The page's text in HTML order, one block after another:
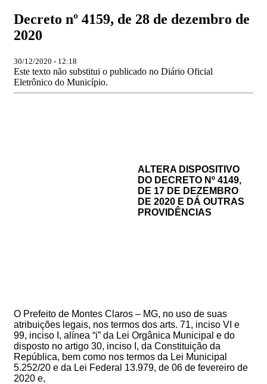
Decreto nº 4159, de 28 de dezembro de
2020
30/12/2020 - 12:18
Este texto não substitui o publicado no Diário Oficial
Eletrônico do Município.
ALTERA DISPOSITIVO
DO DECRETO Nº 4149,
DE 17 DE DEZEMBRO
DE 2020E DÁ OUTRAS
PROVIDÊNCIAS
O Prefeito de Montes Claros – MG, no uso de suas
atribuições legais, nos termos dos arts. 71, inciso VI e
99, inciso I, alínea “i” da Lei Orgânica Municipal e do
disposto no artigo 30, inciso I, da Constituição da
República, bem como nos termos da Lei Municipal
5.252/20 e da Lei Federal 13.979, de 06 de fevereiro de
2020 e,